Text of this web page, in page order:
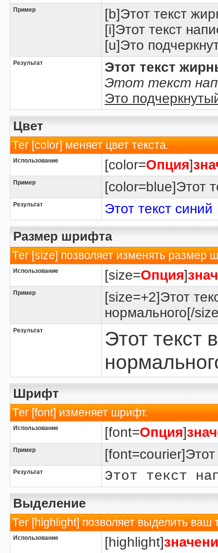
Пример
[b]Этот текст
[i]Этот текст
[u]Это
Результат
Этот текст
Этот текст
Это
Цвет
Тег [color] меняет цвет текста.
Использование [color=Опция]
Пример [color=blue]Этот
Результат Этот текст синий
Размер шрифта
Тег [size] позволяет изменять размер
Использование [size=Опция]
Пример
[size=+2]Этот
нормального[/
Результат
Этот текст
Шрифт
Тег [font] изменяет шрифт.
Использование [font=Опция]
Пример
Результат Этот текст
Выделение
Тег [highlight] позволяет выделить ваш
Использование [highlight]